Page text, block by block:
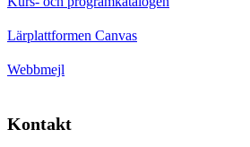
Lärplattformen Canvas
Webbmejl
Kontakt